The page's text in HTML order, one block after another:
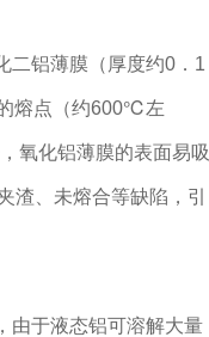
二铝薄膜（厚度约0．1
熔点（约600℃左
氧化铝薄膜的表面易吸
渣、未熔合等缺陷，引
由于液态铝可溶解大量